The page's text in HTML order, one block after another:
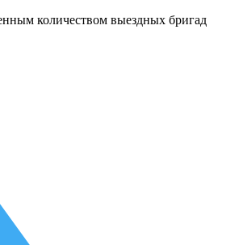
количеством выездных бригад